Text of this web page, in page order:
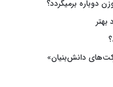
دوباره برمیگردد؟
دانش‌بنیان»